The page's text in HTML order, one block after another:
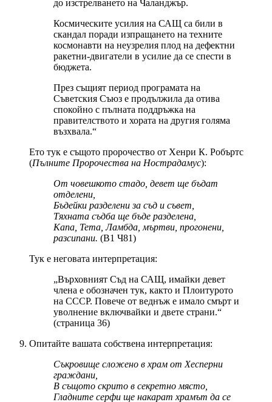
до изстрелването на Чаланджър.
Космическите усилия на САЩ са били в
скандал поради изпращането на техните
космонавти на неузрелия плод на дефектни
ракетни-двигатели в усилие да се спести в
бюджета.
През същият период програмата на
Съветския Съюз е продължила да отива
спокойно с пълната поддръжка на
правителството и хората на другия голяма
възхвала.“
Ето тук е същото пророчество от Хенри К. Робъртс
(Пълните Пророчества на Нострадамус):
От човешкото стадо, девет ще бъдат
отделени,
Бъдейки разделени за съд и съвет,
Тяхната съдба ще бъде разделена,
Капа, Тета, Ламбда, мъртви, прогонени,
разсипани. (В1 Ч81)
Тук е неговата интерпретация:
„Върховният Съд на САЩ, имайки девет
члена е обозначен тук, както и Плоитурото
на СССР. Повече от веднъж е имало смърт и
уволнение включвайки и двете страни.“
(страница 36)
Опитайте вашата собствена интерпретация:
Съкровище сложено в храм от Хесперни
граждани,
В същото скрито в секретно място,
Гладните серфи ще накарат храмът да се